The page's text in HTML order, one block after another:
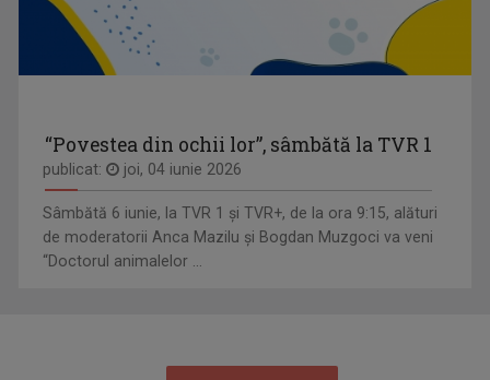
“Povestea din ochii lor”, sâmbătă la TVR 1
publicat: joi, 04 iunie 2026
Sâmbătă 6 iunie, la TVR 1 și TVR+, de la ora 9:15, alături
de moderatorii Anca Mazilu şi Bogdan Muzgoci va veni
“Doctorul animalelor ...